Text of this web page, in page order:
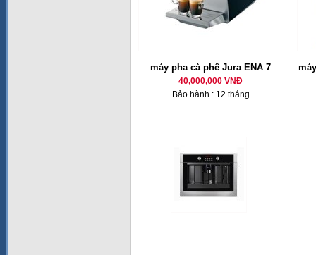
máy pha cà phê Jura ENA 7
40,000,000 VNĐ
Bảo hành : 12 tháng